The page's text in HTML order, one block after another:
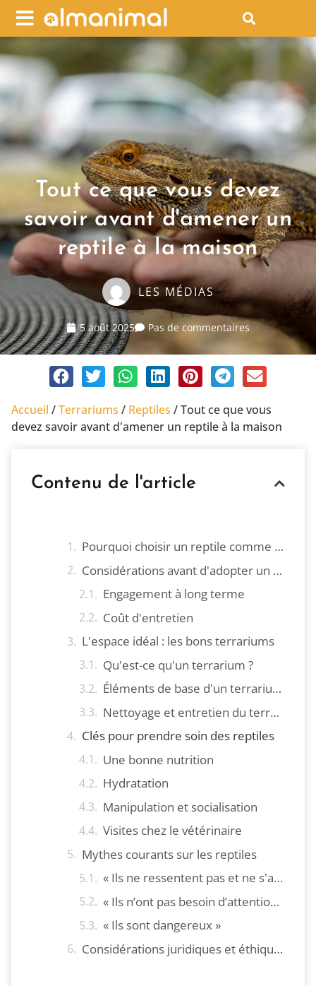
Tout ce que vous devez
savoir avant d'amener un
reptile à la maison
LES MÉDIAS
5 août 2025 Pas de commentaires
Accueil /Terrariums / Reptiles /Tout ce que vous
devez savoir avant d'amener un reptile à la maison
Contenu de l'article
Pourquoi choisir un reptile comme animal de compagnie ?
Considérations avant d'adopter un reptile
Engagement à long terme
Coût d'entretien
L'espace idéal : les bons terrariums
Qu'est-ce qu'un terrarium ?
Éléments de base d'un terrarium adapté
Nettoyage et entretien du terrarium
Clés pour prendre soin des reptiles
Une bonne nutrition
Hydratation
Manipulation et socialisation
Visites chez le vétérinaire
Mythes courants sur les reptiles
« Ils ne ressentent pas et ne s'attachent pas »
« Ils n’ont pas besoin d’attention »
« Ils sont dangereux »
Considérations juridiques et éthiques